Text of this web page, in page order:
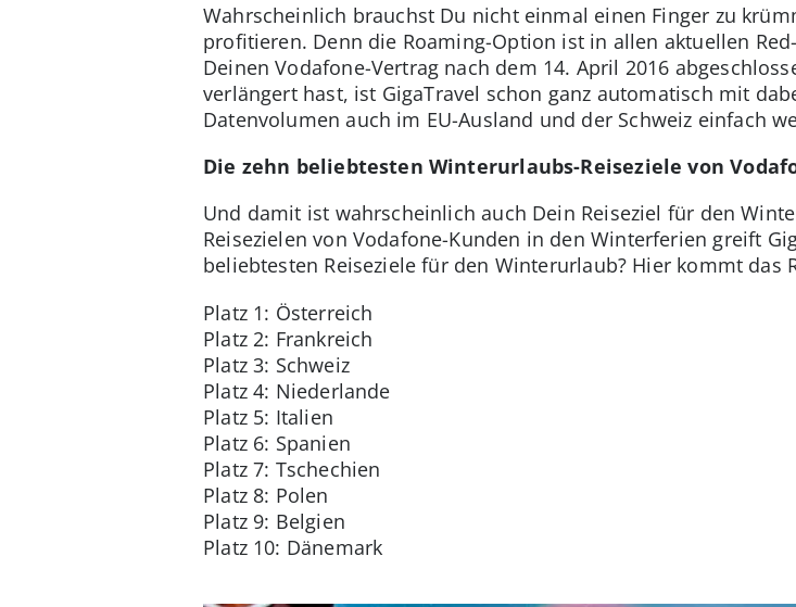
Wahrscheinlich brauchst Du nicht einmal einen Finger zu
profitieren. Denn die Roaming-Option ist in allen aktuellen
Deinen Vodafone-Vertrag nach dem 14. April 2016
verlängert hast, ist GigaTravel schon ganz automatisch mit
Datenvolumen auch im EU-Ausland und der Schweiz einfach
Die zehn beliebtesten Winterurlaubs-Reiseziele von
Und damit ist wahrscheinlich auch Dein Reiseziel für den
Reisezielen von Vodafone-Kunden in den Winterferien greift
beliebtesten Reiseziele für den Winterurlaub? Hier kommt das
Platz 1: Österreich
Platz 2: Frankreich
Platz 3: Schweiz
Platz 4: Niederlande
Platz 5: Italien
Platz 6: Spanien
Platz 7: Tschechien
Platz 8: Polen
Platz 9: Belgien
Platz 10: Dänemark